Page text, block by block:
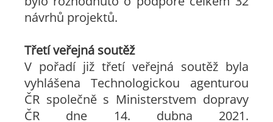
návrhů projektů.
Třetí veřejná soutěž
V pořadí již třetí veřejná soutěž byla
vyhlášena Technologickou agenturou
ČR společně s Ministerstvem dopravy
ČR dne 14. dubna 2021.